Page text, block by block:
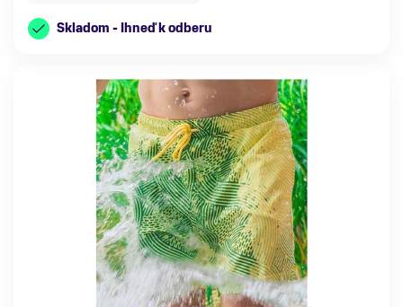
Skladom - Ihneď k odberu